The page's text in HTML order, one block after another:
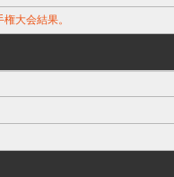
大会結果。